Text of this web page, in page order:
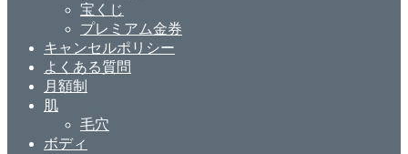
宝くじ
プレミアム金券
キャンセルポリシー
よくある質問
月額制
肌
毛穴
ボディ